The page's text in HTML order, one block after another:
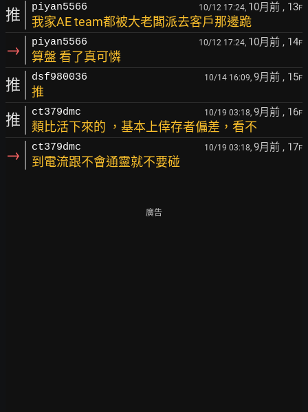
推 piyan5566 10/12 17:24, 10月前 , 13F
我家AE team都被大老闆派去客戶那邊跪
→ piyan5566 10/12 17:24, 10月前 , 14F
算盤 看了真可憐
推 dsf980036 10/14 16:09, 9月前 , 15F
推
推 ct379dmc 10/19 03:18, 9月前 , 16F
類比活下來的 ，基本上倖存者偏差，看不
→ ct379dmc 10/19 03:18, 9月前 , 17F
到電流跟不會通靈就不要碰
廣告